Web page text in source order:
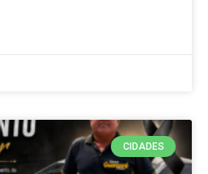
CIDADES